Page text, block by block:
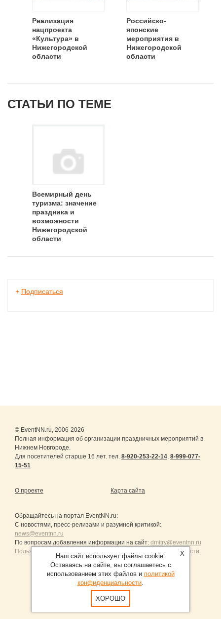
Реализация
нацпроекта
«Культура» в
Нижегородской
области
Российско-
японские
мероприятия в
Нижегородской
области
СТАТЬИ ПО ТЕМЕ
Всемирный день
туризма: значение
праздника и
возможности
Нижегородской
области
+ Подписаться
© EventNN.ru, 2006-2026
Полная информация об организации праздничных мероприятий в
Нижнем Новгороде.
Для посетителей старше 16 лет. тел. 8-920-253-22-14, 8-999-077-
15-51
О проекте Карта сайта
Обращайтесь на портал EventNN.ru:
С новостями, пресс-релизами и разумной критикой:
news@eventnn.ru
По вопросам добавления информации на сайт: dmitry@eventnn.ru
Пользовательское Соглашение и политика конфиденциальности
Продвижение сайтов Санкт-Петербург
X
Наш сайт использует файлы cookie.
Оставаясь на сайте, вы соглашаетесь с
использованием этих файлов и политикой
конфиденциальности.
ХОРОШО